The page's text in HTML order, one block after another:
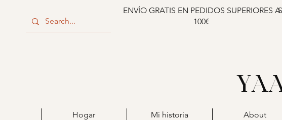
ENVÍO GRATIS EN PEDIDOS SUPERIORES A
100€
Hogar Mi historia About